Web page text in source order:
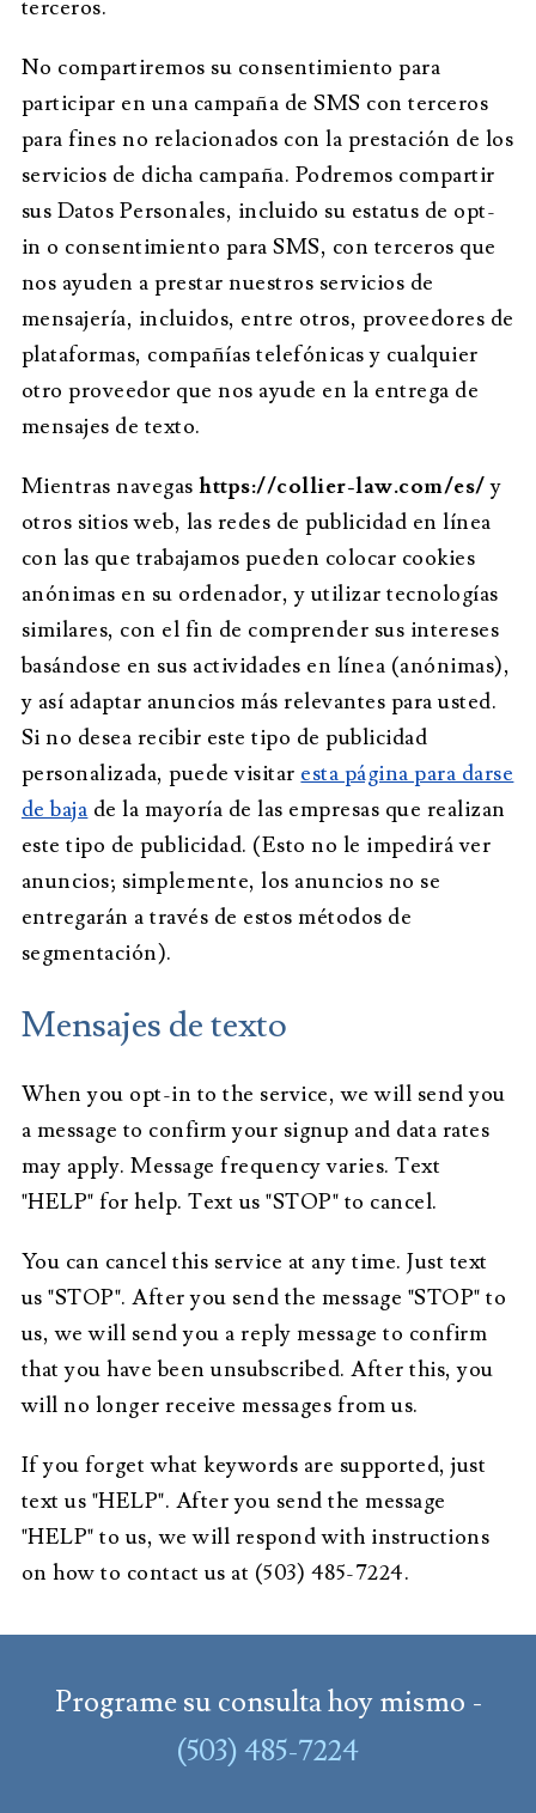
terceros.
No compartiremos su consentimiento para
participar en una campaña de SMS con terceros
para fines no relacionados con la prestación de los
servicios de dicha campaña. Podremos compartir
sus Datos Personales, incluido su estatus de opt-
in o consentimiento para SMS, con terceros que
nos ayuden a prestar nuestros servicios de
mensajería, incluidos, entre otros, proveedores de
plataformas, compañías telefónicas y cualquier
otro proveedor que nos ayude en la entrega de
mensajes de texto.
Mientras navegashttps://collier-law.com/es/y
otros sitios web, las redes de publicidad en línea
con las que trabajamos pueden colocar cookies
anónimas en su ordenador, y utilizar tecnologías
similares, con el fin de comprender sus intereses
basándose en sus actividades en línea (anónimas),
y así adaptar anuncios más relevantes para usted.
Si no desea recibir este tipo de publicidad
personalizada, puede visitar esta página para darse
de baja de la mayoría de las empresas que realizan
este tipo de publicidad. (Esto no le impedirá ver
anuncios; simplemente, los anuncios no se
entregarán a través de estos métodos de
segmentación).
Mensajes de texto
When you opt-in to the service, we will send you
a message to confirm your signup and data rates
may apply. Message frequency varies. Text
"HELP" for help. Text us "STOP" to cancel.
You can cancel this service at any time. Just text
us "STOP". After you send the message "STOP" to
us, we will send you a reply message to confirm
that you have been unsubscribed. After this, you
will no longer receive messages from us.
If you forget what keywords are supported, just
text us "HELP". After you send the message
"HELP" to us, we will respond with instructions
on how to contact us at (503) 485-7224.
Programe su consulta hoy mismo -
(503) 485-7224